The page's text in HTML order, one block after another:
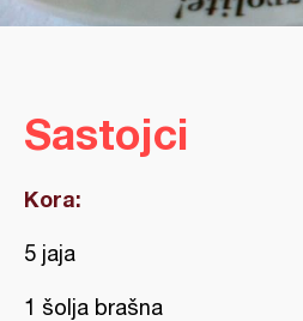
Sastojci
Kora:
5 jaja
1 šolja brašna